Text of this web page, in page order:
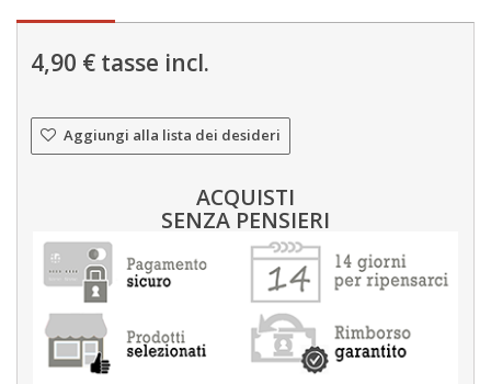
4,90 € tasse incl.
Aggiungi alla lista dei desideri
ACQUISTI
SENZA PENSIERI